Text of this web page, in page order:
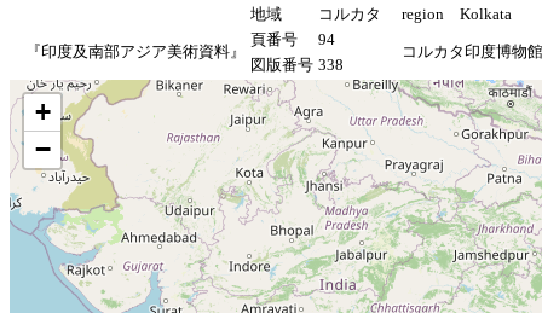
地域
コルカタ region Kolkata
『印度及南部アジア美術資料』
頁番号 94
コルカタ印度博物
図版番号 338
+
−